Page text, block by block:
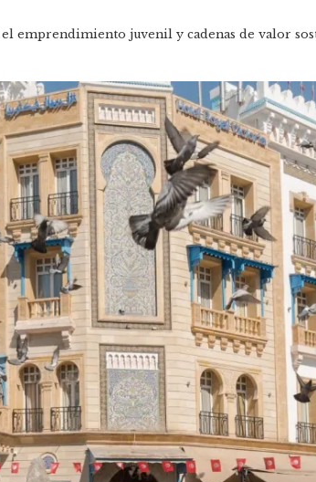
emprendimiento juvenil y cadenas de valor